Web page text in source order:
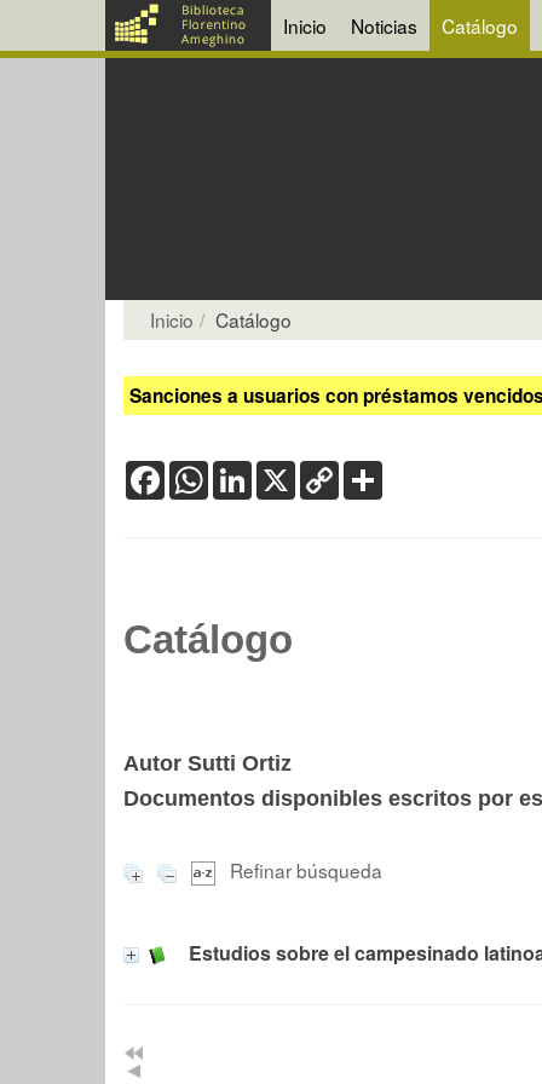
Inicio Noticias Catálogo
Inicio Catálogo
Sanciones a usuarios con préstamos
FacebookWhatsApp
LinkedIn
X Copy
Link
Catálogo
Autor Sutti Ortiz
Documentos disponibles escritos por
Refinar búsqueda
Estudios sobre el campesinado